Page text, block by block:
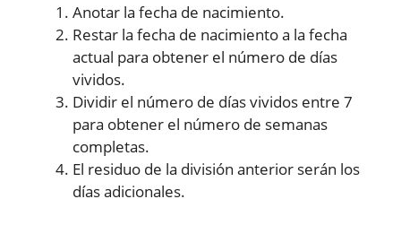
Anotar la fecha de nacimiento.
Restar la fecha de nacimiento a la fecha
actual para obtener el número de días
vividos.
Dividir el número de días vividos entre 7
para obtener el número de semanas
completas.
El residuo de la división anterior serán los
días adicionales.